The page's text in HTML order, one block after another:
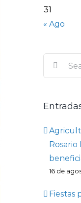
31
« Ago
Rosario
16 de
Fiestas